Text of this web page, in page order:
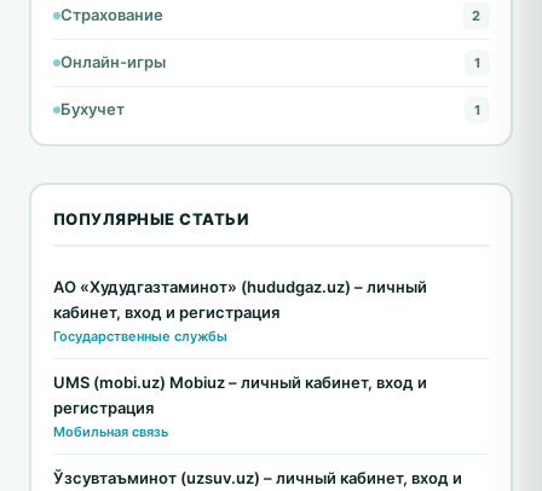
Страхование 2
Онлайн-игры 1
Бухучет 1
ПОПУЛЯРНЫЕ СТАТЬИ
АО «Худудгазтаминот» (hududgaz.uz) – личный
кабинет, вход и регистрация
Государственные службы
UMS (mobi.uz) Mobiuz – личный кабинет, вход и
регистрация
Мобильная связь
Ўзсувтаъминот (uzsuv.uz) – личный кабинет, вход и